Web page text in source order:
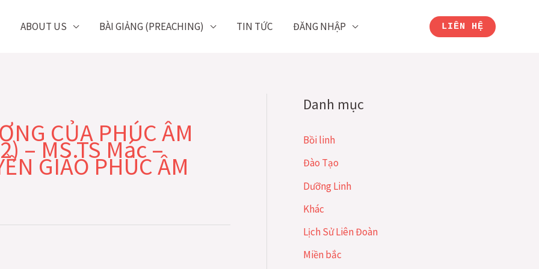
ABOUT US BÀI GIẢNG (PREACHING) TIN TỨC ĐĂNG NHẬP LIÊN HỆ
CỦA PHÚC ÂM
– MS.TS Mác –
GIÁO PHÚC ÂM
Danh mục
Bồi linh
Đào Tạo
Dưỡng Linh
Khác
Lịch Sử Liên Đoàn
Miền bắc